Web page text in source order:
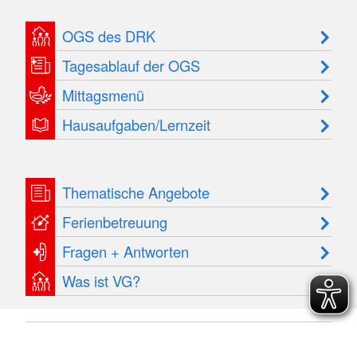
OGS des DRK
Tagesablauf der OGS
Mittagsmenü
Hausaufgaben/Lernzeit
Thematische Angebote
Ferienbetreuung
Fragen + Antworten
Was ist VG?